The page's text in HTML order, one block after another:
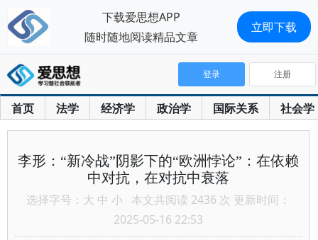
首页 法学 经济学 政治学 国际关系 社会学
登录 注册
李形：“新冷战”阴影下的“欧洲悖论”：在依赖
中对抗，在对抗中衰落
选择字号： 大 中 小 本文共阅读 2436 次 更新时间：
2025-05-16 22:53
下载爱思想APP
随时随地阅读精品文章
立即下载